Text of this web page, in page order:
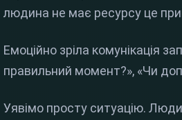
людина не має ресурсу це
Емоційно зріла комунікація
правильний момент?», «Чи
Уявімо просту ситуацію.